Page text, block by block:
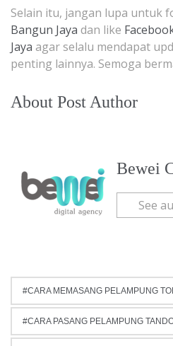
Selain itu, jangan lupa untuk
Bangun Jaya dan like
Jaya agar selalu mendapat
penting lainnya. Semoga
About Post Author
Bewei
See
CARA MEMASANG PELAMPUNG
CARA PASANG PELAMPUNG